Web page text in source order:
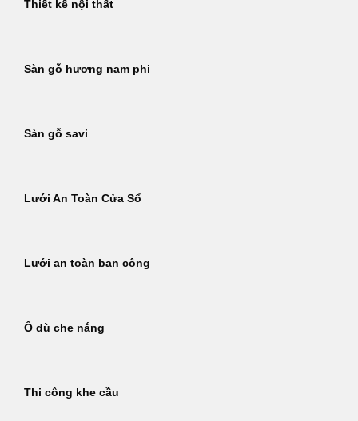
Thiết kế nội thất
Sàn gỗ hương nam phi
Sàn gỗ savi
Lưới An Toàn Cửa Sổ
Lưới an toàn ban công
Ô dù che nắng
Thi công khe cầu